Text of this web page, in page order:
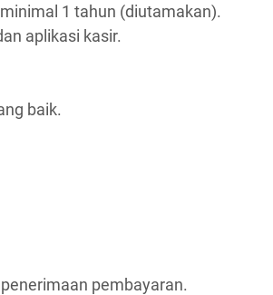
1 tahun (diutamakan).
aplikasi kasir.
baik.
pembayaran.